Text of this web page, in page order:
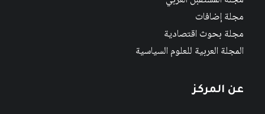
مجلة إضافات
مجلة بحوث اقتصادية
المجلة العربية للعلوم السياسية
عن المركز